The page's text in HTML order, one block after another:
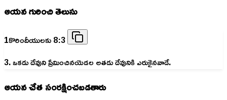
ఆయన గురించి తెలుసు
1కొరిందీయులకు 8:3
3. ఒకడు దేవుని ప్రేమించినయెడల అతడు దేవునికి ఎరుకైనవాడే.
ఆయన చేత సంరక్షించబడతారు